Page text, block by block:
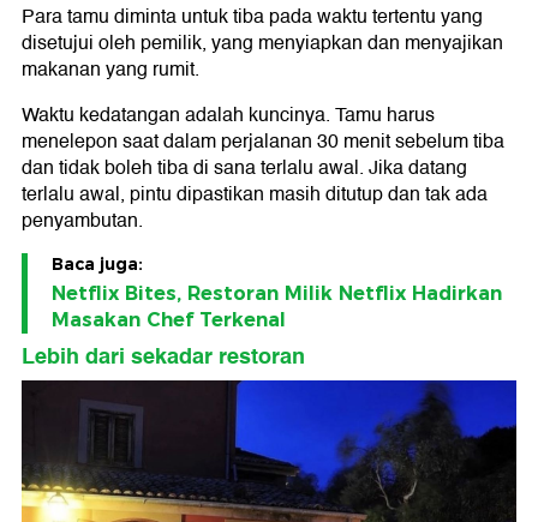
Para tamu diminta untuk tiba pada waktu tertentu yang
disetujui oleh pemilik, yang menyiapkan dan menyajikan
makanan yang rumit.
Waktu kedatangan adalah kuncinya. Tamu harus
menelepon saat dalam perjalanan 30 menit sebelum tiba
dan tidak boleh tiba di sana terlalu awal. Jika datang
terlalu awal, pintu dipastikan masih ditutup dan tak ada
penyambutan.
Baca juga:
Netflix Bites, Restoran Milik Netflix Hadirkan
Masakan Chef Terkenal
Lebih dari sekadar restoran